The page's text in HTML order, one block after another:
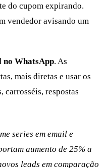
do cupom expirando.
vendedor avisando um
no WhatsApp. As
mais diretas e usar os
carrosséis, respostas
series em email e
aumento de 25% a
leads em comparação